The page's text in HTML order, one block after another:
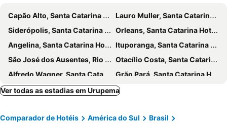
Capão Alto, Santa Catarina Hotéis
Lauro Muller, Santa Catarina Hotéis
Siderópolis, Santa Catarina Hotéis
Orleans, Santa Catarina Hotéis
Angelina, Santa Catarina Hotéis
Ituporanga, Santa Catarina Hotéis
São José dos Ausentes, Rio Grande do Sul Hotéis
Otacílio Costa, Santa Catarina Hotéis
Alfredo Wagner, Santa Catarina Hotéis
Grão Pará, Santa Catarina Hotéis
Pouso Redondo, Santa Catarina Hotéis
Lontras, Santa Catarina Hotéis
Rio do Sul, Santa Catarina Hotéis
Videira, Santa Catarina Hotéis
Ver todas as estadias em Urupema
Comparador de Hotéis América do Sul
Brasil